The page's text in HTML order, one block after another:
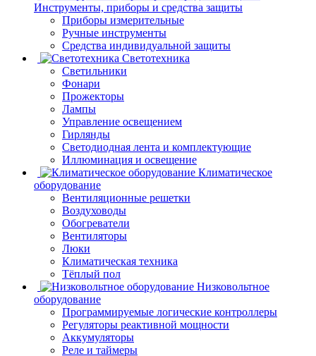
Инструменты, приборы и средства защиты
Приборы измерительные
Ручные инструменты
Средства индивидуальной защиты
Светотехника
Светильники
Фонари
Прожекторы
Лампы
Управление освещением
Гирлянды
Светодиодная лента и комплектующие
Иллюминация и освещение
Климатическое
оборудование
Вентиляционные решетки
Воздуховоды
Обогреватели
Вентиляторы
Люки
Климатическая техника
Тёплый пол
Низковольтное
оборудование
Программируемые логические контроллеры
Регуляторы реактивной мощности
Аккумуляторы
Реле и таймеры